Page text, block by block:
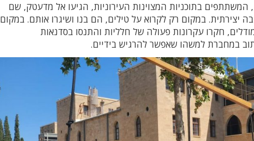
המשתתפים בתוכניות המצוינות העירוניות, הגיעו אל מדעטק, שם
יצירתית. במקום רק לקרוא על טילים, הם בנו ושיגרו אותם. במקום
חקרו עקרונות פעולה של חלליות והתנסו בסדנאות
במחברת למשהו שאפשר להרגיש בידיים.